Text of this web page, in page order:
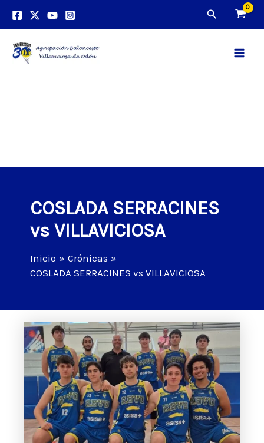
Buscar
COSLADA SERRACINES
vs VILLAVICIOSA
Inicio
Crónicas
COSLADA SERRACINES vs VILLAVICIOSA